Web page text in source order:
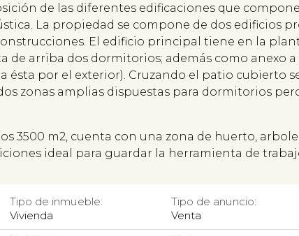
de las diferentes edificaciones que
La propiedad se compone de dos edificios
El edificio principal tiene en la
de arriba dos dormitorios; además como anexo
ésta por el exterior). Cruzando el patio cubierto
zonas amplias dispuestas para dormitorios
3500 m2, cuenta con una zona de huerto,
ideal para guardar la herramienta de
Tipo de inmueble:
Vivienda
Tipo de anuncio:
Venta